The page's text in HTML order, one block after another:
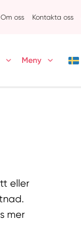
Om oss Kontakta oss
Meny
eller
mer